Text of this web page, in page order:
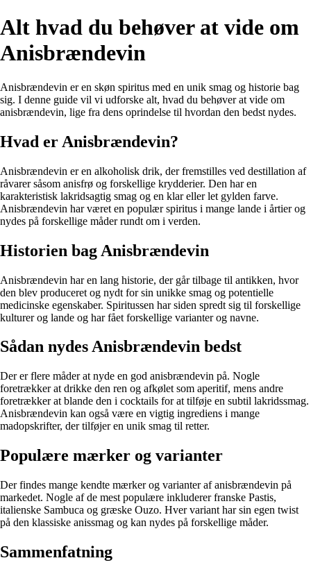
Alt hvad du behøver at vide om
Anisbrændevin
Anisbrændevin er en skøn spiritus med en unik smag og historie bag
sig. I denne guide vil vi udforske alt, hvad du behøver at vide om
anisbrændevin, lige fra dens oprindelse til hvordan den bedst nydes.
Hvad er Anisbrændevin?
Anisbrændevin er en alkoholisk drik, der fremstilles ved destillation af
råvarer såsom anisfrø og forskellige krydderier. Den har en
karakteristisk lakridsagtig smag og en klar eller let gylden farve.
Anisbrændevin har været en populær spiritus i mange lande i årtier og
nydes på forskellige måder rundt om i verden.
Historien bag Anisbrændevin
Anisbrændevin har en lang historie, der går tilbage til antikken, hvor
den blev produceret og nydt for sin unikke smag og potentielle
medicinske egenskaber. Spiritussen har siden spredt sig til forskellige
kulturer og lande og har fået forskellige varianter og navne.
Sådan nydes Anisbrændevin bedst
Der er flere måder at nyde en god anisbrændevin på. Nogle
foretrækker at drikke den ren og afkølet som aperitif, mens andre
foretrækker at blande den i cocktails for at tilføje en subtil lakridssmag.
Anisbrændevin kan også være en vigtig ingrediens i mange
madopskrifter, der tilføjer en unik smag til retter.
Populære mærker og varianter
Der findes mange kendte mærker og varianter af anisbrændevin på
markedet. Nogle af de mest populære inkluderer franske Pastis,
italienske Sambuca og græske Ouzo. Hver variant har sin egen twist
på den klassiske anissmag og kan nydes på forskellige måder.
Sammenfatning